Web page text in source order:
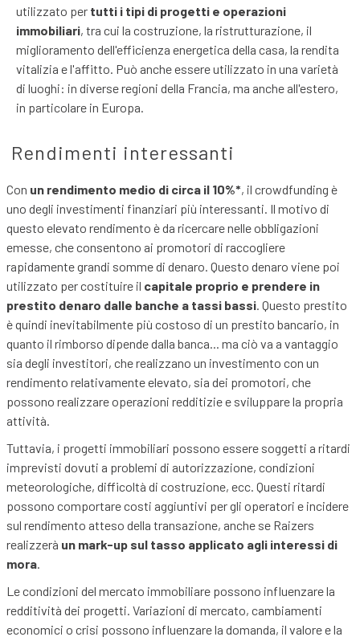
utilizzato per tutti i tipi di progetti e operazioni
immobiliari, tra cui la costruzione, la ristrutturazione, il
miglioramento dell'efficienza energetica della casa, la rendita
vitalizia e l'affitto. Può anche essere utilizzato in una varietà
di luoghi: in diverse regioni della Francia, ma anche all'estero,
in particolare in Europa.
Rendimenti interessanti
Con un rendimento medio di circa il 10%*, il crowdfunding è
uno degli investimenti finanziari più interessanti. Il motivo di
questo elevato rendimento è da ricercare nelle obbligazioni
emesse, che consentono ai promotori di raccogliere
rapidamente grandi somme di denaro. Questo denaro viene poi
utilizzato per costituire il capitale proprio e prendere in
prestito denaro dalle banche a tassi bassi. Questo prestito
è quindi inevitabilmente più costoso di un prestito bancario, in
quanto il rimborso dipende dalla banca... ma ciò va a vantaggio
sia degli investitori, che realizzano un investimento con un
rendimento relativamente elevato, sia dei promotori, che
possono realizzare operazioni redditizie e sviluppare la propria
attività.
Tuttavia, i progetti immobiliari possono essere soggetti a ritardi
imprevisti dovuti a problemi di autorizzazione, condizioni
meteorologiche, difficoltà di costruzione, ecc. Questi ritardi
possono comportare costi aggiuntivi per gli operatori e incidere
sul rendimento atteso della transazione, anche se Raizers
realizzerà un mark-up sul tasso applicato agli interessi di
mora.
Le condizioni del mercato immobiliare possono influenzare la
redditività dei progetti. Variazioni di mercato, cambiamenti
economici o crisi possono influenzare la domanda, il valore e la